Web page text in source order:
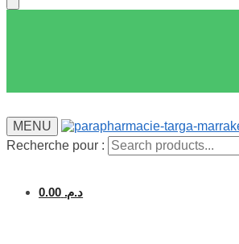
MENU
Recherche pour :
د.م. 0.00